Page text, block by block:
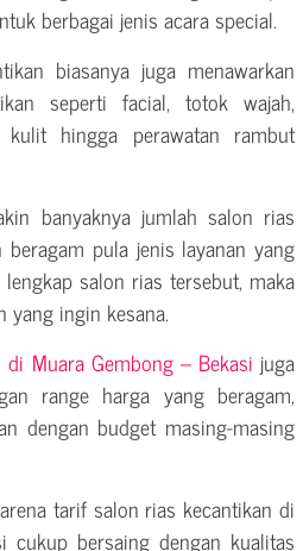
berbagai jenis acara special.
biasanya juga menawarkan
seperti facial, totok wajah,
hingga perawatan rambut
banyaknya jumlah salon rias
beragam pula jenis layanan yang
salon rias tersebut, maka
yang ingin kesana.
Muara Gembong – Bekasi juga
range harga yang beragam,
dengan budget masing-masing
tarif salon rias kecantikan di
cukup bersaing dengan kualitas